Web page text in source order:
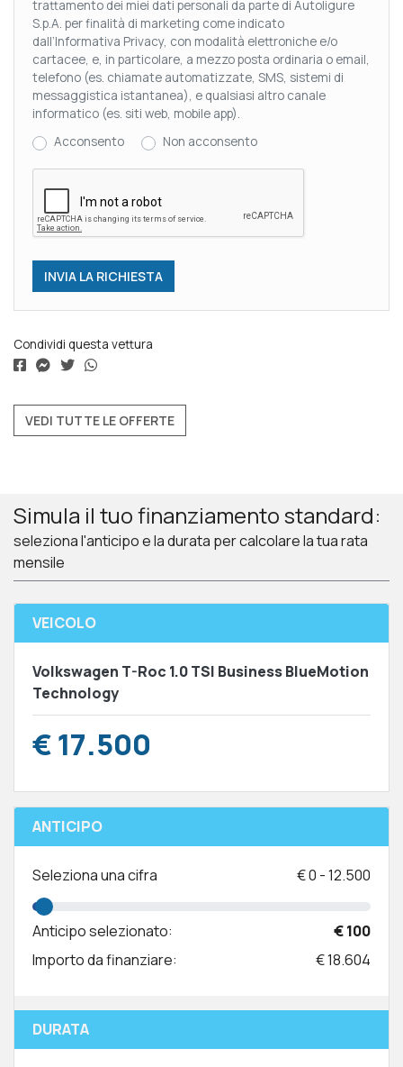
trattamento dei miei dati personali da parte di Autoligure
S.p.A. per finalità di marketing come indicato
dall’Informativa Privacy, con modalità elettroniche e/o
cartacee, e, in particolare, a mezzo posta ordinaria o email,
telefono (es. chiamate automatizzate, SMS, sistemi di
messaggistica istantanea), e qualsiasi altro canale
informatico (es. siti web, mobile app).
Acconsento
Non acconsento
Condividi questa vettura
VEDI TUTTE LE OFFERTE
Simula il tuo finanziamento standard:
seleziona l'anticipo e la durata per calcolare la tua rata
mensile
VEICOLO
Volkswagen T-Roc 1.0 TSI Business BlueMotion
Technology
€ 17.500
ANTICIPO
Seleziona una cifra €0 -12.500
Anticipo selezionato:
€ 100
Importo da finanziare:
€ 18.604
DURATA